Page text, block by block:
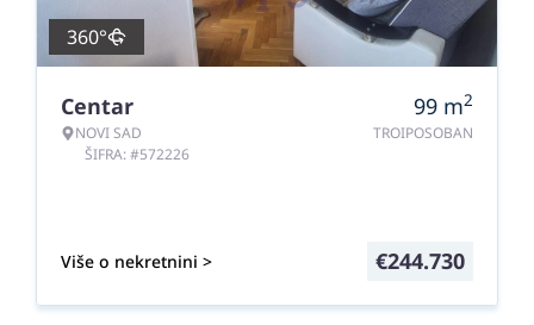
360°
Centar
NOVI SAD
ŠIFRA: #572226
99 m2
TROIPOSOBAN
Više o nekretnini > €244.730